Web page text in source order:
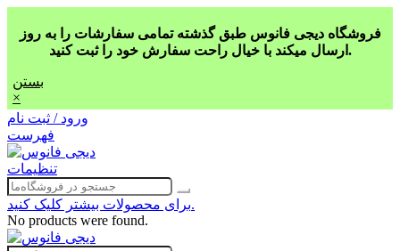
فروشگاه دیجی فانوس طبق گذشته تمامی سفارشات را به روز
ارسال میکند با خیال راحت سفارش خود را ثبت کنید.
بستن
×
ورود / ثبت نام
فهرست
تنظیمات
برای محصولات بیشتر کلیک کنید.
No products were found.